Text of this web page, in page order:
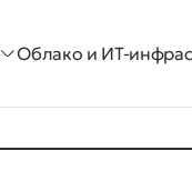
Облако и ИТ-